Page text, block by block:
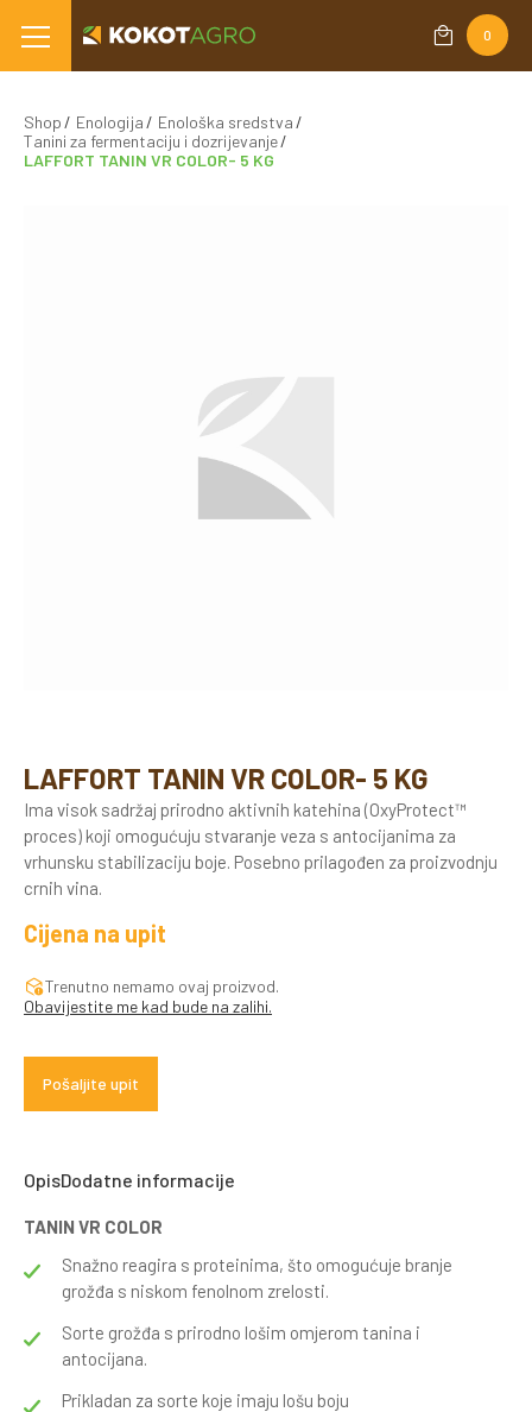
0
Shop Enologija
Enološka sredstva
Tanini za fermentaciju i dozrijevanje
LAFFORT TANIN VR COLOR- 5 KG
LAFFORT TANIN VR COLOR- 5 KG
Ima visok sadržaj prirodno aktivnih katehina (OxyProtect™
proces) koji omogućuju stvaranje veza s antocijanima za
vrhunsku stabilizaciju boje. Posebno prilagođen za proizvodnju
crnih vina.
Cijena na upit
Trenutno nemamo ovaj proizvod.
Obavijestite me kad bude na zalihi.
Pošaljite upit
OpisDodatne informacije
TANIN VR COLOR
Snažno reagira s proteinima, što omogućuje branje
grožđa s niskom fenolnom zrelosti.
Sorte grožđa s prirodno lošim omjerom tanina i
antocijana.
Prikladan za sorte koje imaju lošu boju